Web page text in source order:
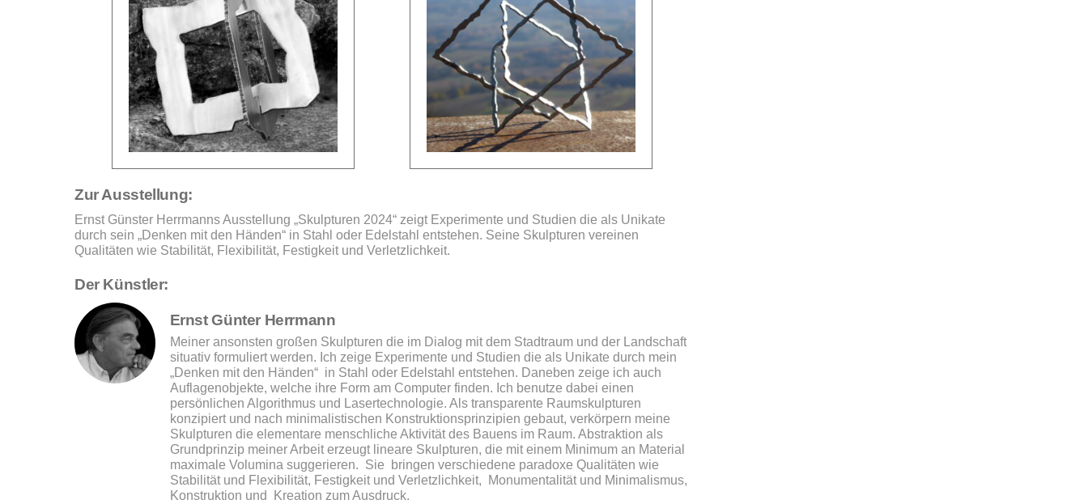
Zur Ausstellung:
Ernst Günster Herrmanns Ausstellung „Skulpturen 2024“ zeigt Experimente und Studien die als Unikate
durch sein „Denken mit den Händen“ in Stahl oder Edelstahl entstehen. Seine Skulpturen vereinen
Qualitäten wie Stabilität, Flexibilität, Festigkeit und Verletzlichkeit.
Der Künstler:
Ernst Günter Herrmann
Meiner ansonsten großen Skulpturen die im Dialog mit dem Stadtraum und der Landschaft
situativ formuliert werden. Ich zeige Experimente und Studien die als Unikate durch mein
„Denken mit den Händen“ in Stahl oder Edelstahl entstehen. Daneben zeige ich auch
Auflagenobjekte, welche ihre Form am Computer finden. Ich benutze dabei einen
persönlichen Algorithmus und Lasertechnologie. Als transparente Raumskulpturen
konzipiert und nach minimalistischen Konstruktionsprinzipien gebaut, verkörpern meine
Skulpturen die elementare menschliche Aktivität des Bauens im Raum. Abstraktion als
Grundprinzip meiner Arbeit erzeugt lineare Skulpturen, die mit einem Minimum an Material
maximale Volumina suggerieren. Sie bringen verschiedene paradoxe Qualitäten wie
Stabilität und Flexibilität, Festigkeit und Verletzlichkeit, Monumentalität und Minimalismus,
Konstruktion und Kreation zum Ausdruck.